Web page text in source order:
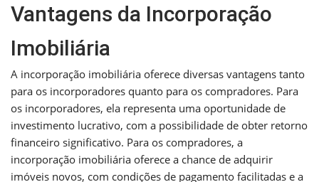
Vantagens da Incorporação
Imobiliária
A incorporação imobiliária oferece diversas vantagens tanto
para os incorporadores quanto para os compradores. Para
os incorporadores, ela representa uma oportunidade de
investimento lucrativo, com a possibilidade de obter retorno
financeiro significativo. Para os compradores, a
incorporação imobiliária oferece a chance de adquirir
imóveis novos, com condições de pagamento facilitadas e a